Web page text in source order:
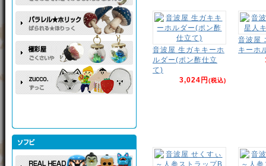
音波屋 生ガキキーホ
ルダー(ポン酢仕立
て)
3,024円(税込)
音波屋
キーホ